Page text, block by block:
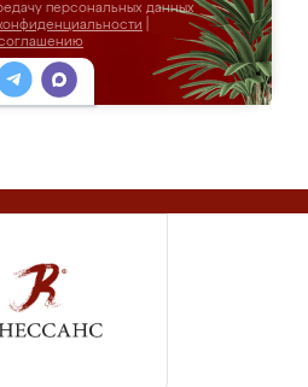
персональных данных